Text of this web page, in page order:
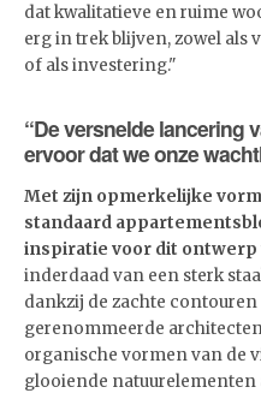
dat kwalitatieve en ruime
erg in trek blijven, zowel als
of als investering."
“De versnelde lancering
ervoor dat we onze
Met zijn opmerkelijke
standaard
inspiratie voor dit ontwerp
inderdaad van een sterk
dankzij de zachte
gerenommeerde
organische vormen van de
glooiende natuurelementen